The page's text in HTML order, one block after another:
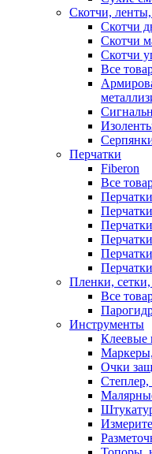
Скотчи,
Скотчи
Скотчи
Скотчи
Все
Перчатки
Fiberon
Все
Пленки,
Все
Инструменты
Клеевые
Очки
Степлер,